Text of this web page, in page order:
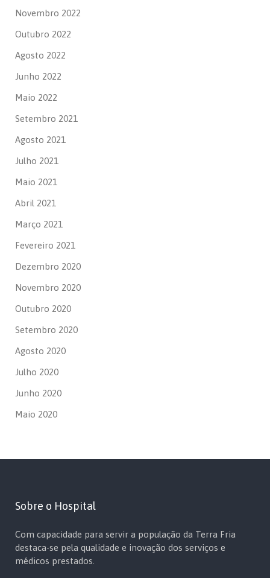
Novembro 2022
Outubro 2022
Agosto 2022
Junho 2022
Maio 2022
Setembro 2021
Agosto 2021
Julho 2021
Maio 2021
Abril 2021
Março 2021
Fevereiro 2021
Dezembro 2020
Novembro 2020
Outubro 2020
Setembro 2020
Agosto 2020
Julho 2020
Junho 2020
Maio 2020
Sobre o Hospital
Com capacidade para servir a população da Terra Fria
destaca-se pela qualidade e inovação dos serviços e
médicos prestados.